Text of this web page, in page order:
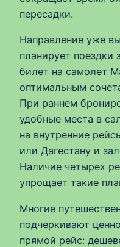
пересадки.
Направление уже
планирует поездки
билет на самолет
оптимальным
При раннем
удобные места в
на внутренние
или Дагестану и
Наличие четырех
упрощает такие
Многие
подчеркивают
прямой рейс: